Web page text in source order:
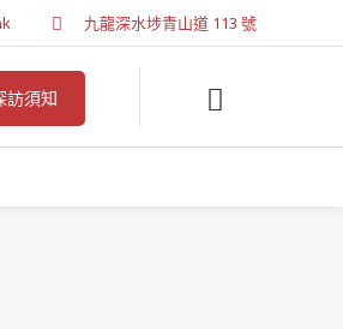
九龍深水埗青山道 113 號
訪須知